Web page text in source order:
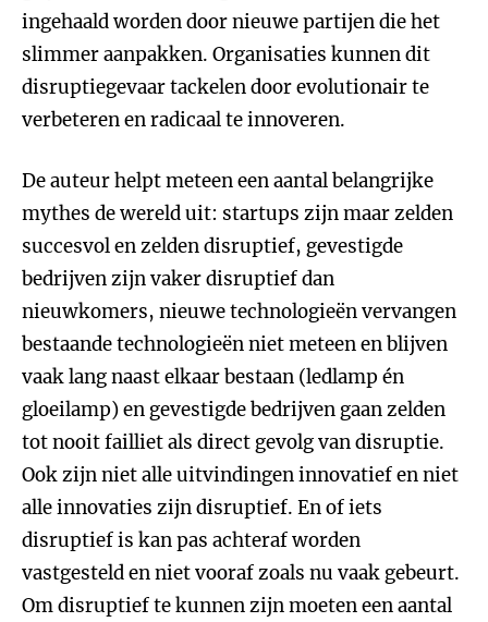
ingehaald worden door nieuwe partijen die het
slimmer aanpakken. Organisaties kunnen dit
disruptiegevaar tackelen door evolutionair te
verbeteren en radicaal te innoveren.
De auteur helpt meteen een aantal belangrijke
mythes de wereld uit: startups zijn maar zelden
succesvol en zelden disruptief, gevestigde
bedrijven zijn vaker disruptief dan
nieuwkomers, nieuwe technologieën vervangen
bestaande technologieën niet meteen en blijven
vaak lang naast elkaar bestaan (ledlamp én
gloeilamp) en gevestigde bedrijven gaan zelden
tot nooit failliet als direct gevolg van disruptie.
Ook zijn niet alle uitvindingen innovatief en niet
alle innovaties zijn disruptief. En of iets
disruptief is kan pas achteraf worden
vastgesteld en niet vooraf zoals nu vaak gebeurt.
Om disruptief te kunnen zijn moeten een aantal